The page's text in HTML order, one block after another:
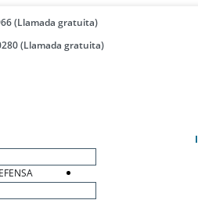
(Llamada gratuita)
(Llamada gratuita)